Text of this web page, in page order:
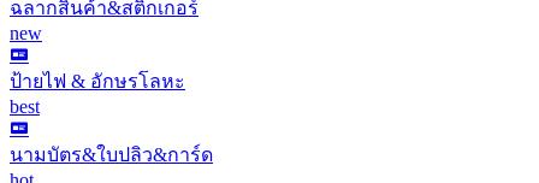
ฉลากสินค้า&สติกเกอร์
new
ป้ายไฟ & อักษรโลหะ
best
นามบัตร&ใบปลิว&การ์ด